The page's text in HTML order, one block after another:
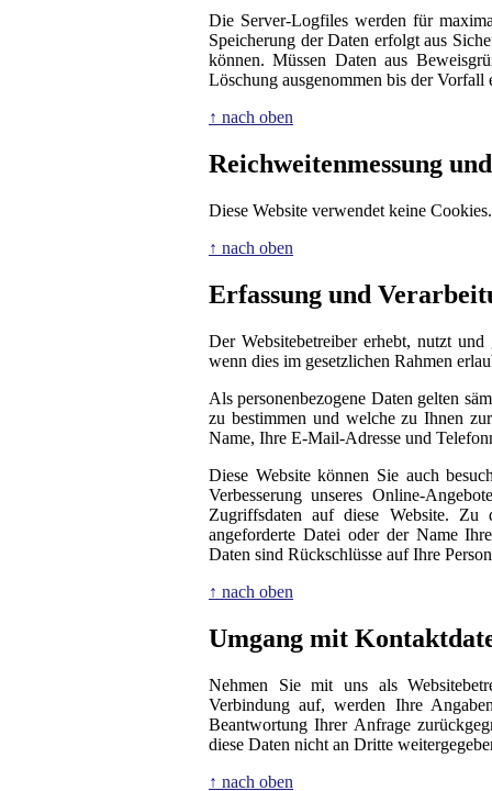
Die Server-Logfiles werden für
Speicherung der Daten erfolgt aus
können. Müssen Daten aus
Löschung ausgenommen bis der Vorfall
↑ nach oben
Reichweitenmessung
Diese Website verwendet keine Cookies.
↑ nach oben
Erfassung und
Der Websitebetreiber erhebt, nutzt
wenn dies im gesetzlichen Rahmen
Als personenbezogene Daten gelten
zu bestimmen und welche zu Ihnen
Name, Ihre E-Mail-Adresse und
Diese Website können Sie auch
Verbesserung unseres Online-
Zugriffsdaten auf diese Website.
angeforderte Datei oder der Name
Daten sind Rückschlüsse auf Ihre
↑ nach oben
Umgang mit
Nehmen Sie mit uns als
Verbindung auf, werden Ihre
Beantwortung Ihrer Anfrage
diese Daten nicht an Dritte
↑ nach oben